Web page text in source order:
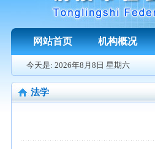
网站首页 机构概况
今天是: 2026年8月8日 星期六
法学